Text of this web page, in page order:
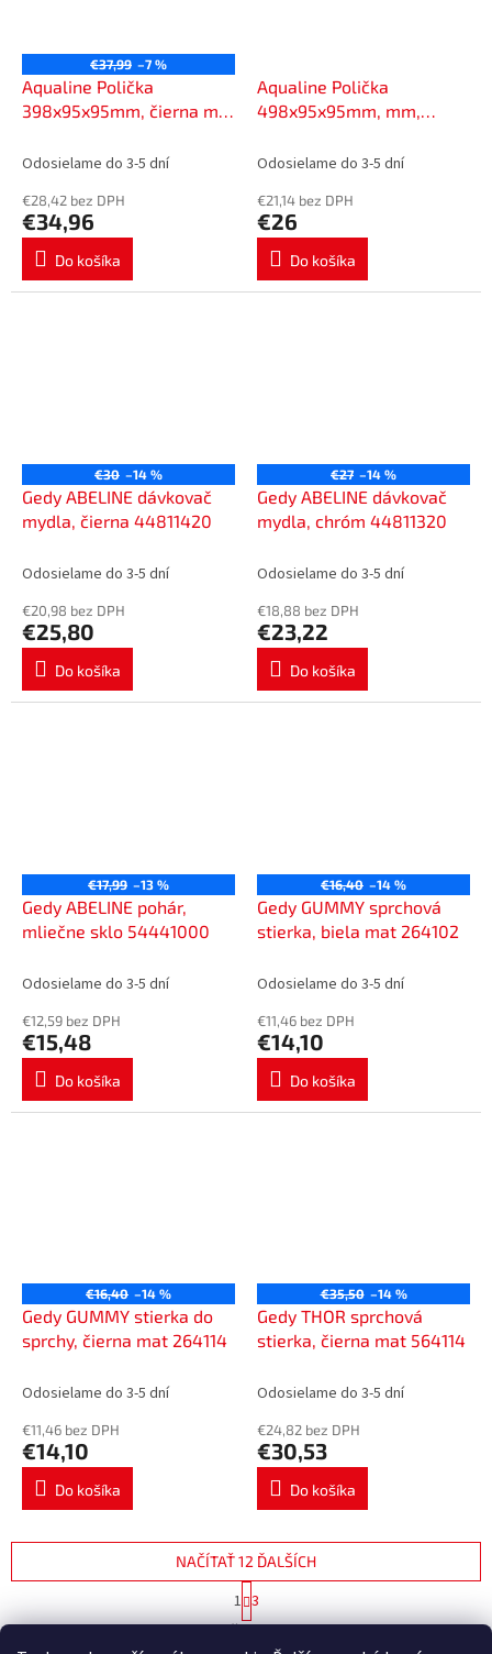
€37,99 –7 %
Aqualine Polička
398x95x95mm, čierna mat
Odosielame do 3-5 dní
€28,42 bez DPH
€34,96
Do košíka
Aqualine Polička
498x95x95mm, mm,
Odosielame do 3-5 dní
€21,14 bez DPH
€26
Do košíka
€30 –14 %
Gedy ABELINE dávkovač
mydla, čierna 44811420
Odosielame do 3-5 dní
€20,98 bez DPH
€25,80
Do košíka
€27 –14 %
Gedy ABELINE dávkovač
mydla, chróm 44811320
Odosielame do 3-5 dní
€18,88 bez DPH
€23,22
Do košíka
€17,99 –13 %
Gedy ABELINE pohár,
mliečne sklo 54441000
Odosielame do 3-5 dní
€12,59 bez DPH
€15,48
Do košíka
€16,40 –14 %
Gedy GUMMY sprchová
stierka, biela mat 264102
Odosielame do 3-5 dní
€11,46 bez DPH
€14,10
Do košíka
€16,40 –14 %
Gedy GUMMY stierka do
sprchy, čierna mat 264114
Odosielame do 3-5 dní
€11,46 bez DPH
€14,10
Do košíka
€35,50 –14 %
Gedy THOR sprchová
stierka, čierna mat 564114
Odosielame do 3-5 dní
€24,82 bez DPH
€30,53
Do košíka
O
NAČÍTAŤ 12 ĎALŠÍCH
t
r
1 3
28položiek celkom